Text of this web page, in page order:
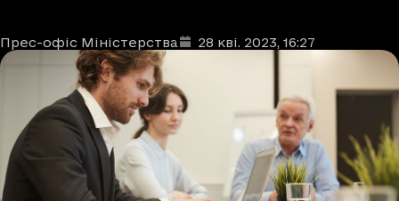
Автори
Прес-офіс Міністерства
Дата та час публікації: 28 кві. 2023, 16:27